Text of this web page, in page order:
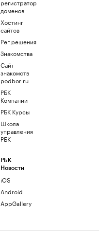
регистратор
доменов
Хостинг
сайтов
Рег.решения
Знакомства
Сайт
знакомств
podbor.ru
РБК
Компании
РБК Курсы
Школа
управления
РБК
РБК
Новости
iOS
Android
AppGallery